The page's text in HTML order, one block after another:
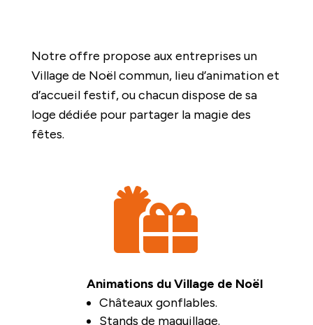
Notre offre propose aux entreprises un
Village de Noël commun, lieu d’animation et
d’accueil festif, ou chacun dispose de sa
loge dédiée pour partager la magie des
fêtes.

Animations du Village de Noël
Châteaux gonflables.
Stands de maquillage.